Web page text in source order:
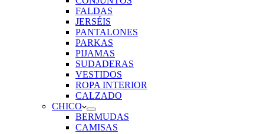
FALDAS
JERSÉIS
PANTALONES
PARKAS
PIJAMAS
SUDADERAS
VESTIDOS
ROPA INTERIOR
CALZADO
CHICO
BERMUDAS
CAMISAS